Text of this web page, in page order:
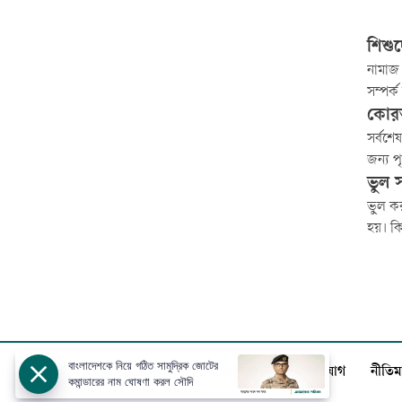
নামাজ
সম্পর্ক
জন্য
বাণী।
ভুল
ভুল
হয়।
আজকের পত্রিকা বিজ্ঞাপন যোগাযোগ
বাংলাদেশকে নিয়ে গঠিত সামুদ্রিক জোটের
কমান্ডারের নাম ঘোষণা করল সৌদি